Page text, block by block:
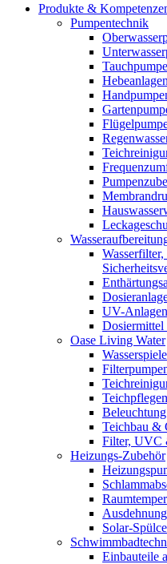
Produkte &
Pumpentechnik
Hebeanlagen
UV-Anlagen
Dosiermittel
Oase Living Water
Teichbau &
Filter, UVC
Heizungs-Zubehör
Solar-
Einbauteile